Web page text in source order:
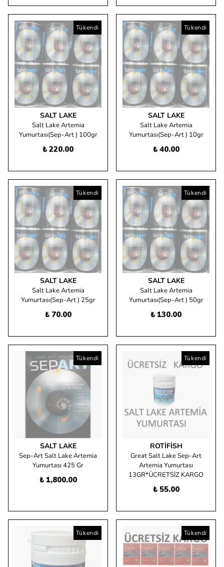
Tükendi
SALT LAKE
Salt Lake Artemia
Yumurtası(Sep-Art ) 100gr
₺ 220.00
Tükendi
SALT LAKE
Salt Lake Artemia
Yumurtası(Sep-Art ) 10gr
₺ 40.00
Tükendi
SALT LAKE
Salt Lake Artemia
Yumurtası(Sep-Art ) 25gr
₺ 70.00
Tükendi
SALT LAKE
Salt Lake Artemia
Yumurtası(Sep-Art ) 50gr
₺ 130.00
Tükendi
SALT LAKE
Sep-Art Salt Lake Artemia
Yumurtası 425 Gr
₺ 1,800.00
Tükendi
ROTIFISH
Great Salt Lake Sep-Art
Artemia Yumurtası
13GR*ÜCRETSİZ KARGO
₺ 55.00
Tükendi Tükendi